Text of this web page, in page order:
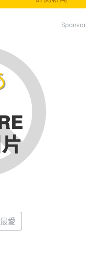
Sponsor
最愛